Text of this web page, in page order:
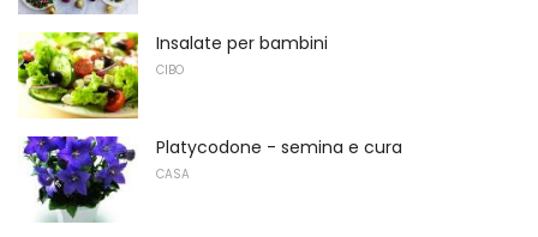
Insalate per bambini
CIBO
Platycodone - semina e cura
CASA